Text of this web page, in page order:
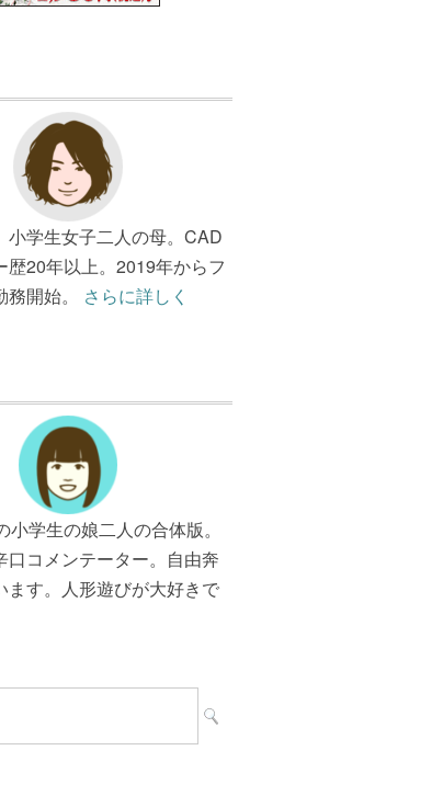
小学生女子二人の母。CAD
歴20年以上。2019年からフ
開始。 さらに詳しく
小学生の娘二人の合体版。
口コメンテーター。自由奔
ます。人形遊びが大好きで